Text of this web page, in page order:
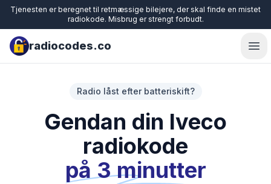
Tjenesten er beregnet til retmæssige bilejere, der skal finde en mistet
radiokode. Misbrug er strengt forbudt.
radiocodes.co
Radio låst efter batteriskift?
Gendan din Iveco
radiokode
på 3 minutter